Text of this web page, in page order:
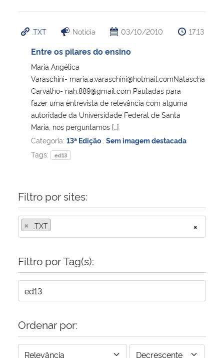
.TXT Notícia 03/10/2010 17:13
Entre os pilares do ensino
Maria Angélica
Varaschini- maria.a.varaschini@hotmail.comNatascha
Carvalho- nah.889@gmail.com Pautadas para
fazer uma entrevista de relevância com alguma
autoridade da Universidade Federal de Santa
Maria, nos perguntamos […]
Categoria: 13ª Edição Sem imagem destacada
Tags:
ed13
Filtro por sites:
×
× .TXT
Filtro por Tag(s):
Ordenar por: